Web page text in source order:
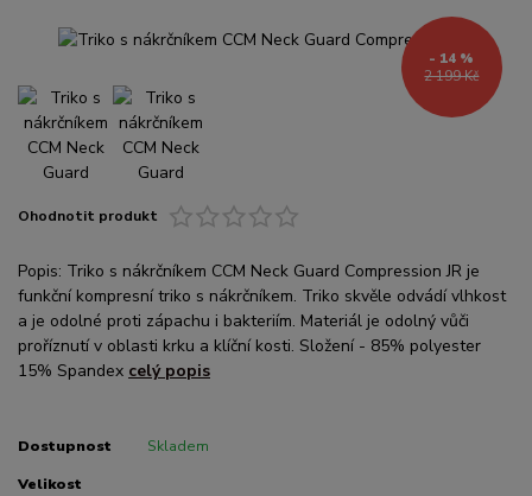
2 199 Kč
- 14 %
Ohodnotit produkt
Popis: Triko s nákrčníkem CCM Neck Guard Compression JR je
funkční kompresní triko s nákrčníkem. Triko skvěle odvádí vlhkost
a je odolné proti zápachu i bakteriím. Materiál je odolný vůči
proříznutí v oblasti krku a klíční kosti. Složení - 85% polyester
15% Spandex celý popis
Dostupnost Skladem
Velikost